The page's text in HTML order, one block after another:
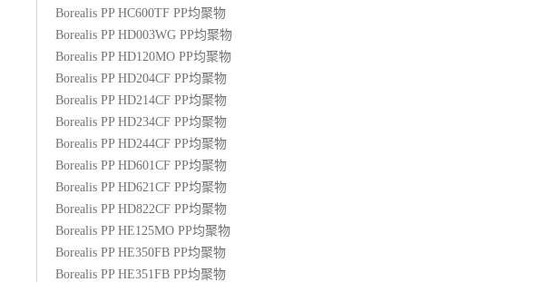
Borealis PP HC600TF PP均聚物
Borealis PP HD003WG PP均聚物
Borealis PP HD120MO PP均聚物
Borealis PP HD204CF PP均聚物
Borealis PP HD214CF PP均聚物
Borealis PP HD234CF PP均聚物
Borealis PP HD244CF PP均聚物
Borealis PP HD601CF PP均聚物
Borealis PP HD621CF PP均聚物
Borealis PP HD822CF PP均聚物
Borealis PP HE125MO PP均聚物
Borealis PP HE350FB PP均聚物
Borealis PP HE351FB PP均聚物